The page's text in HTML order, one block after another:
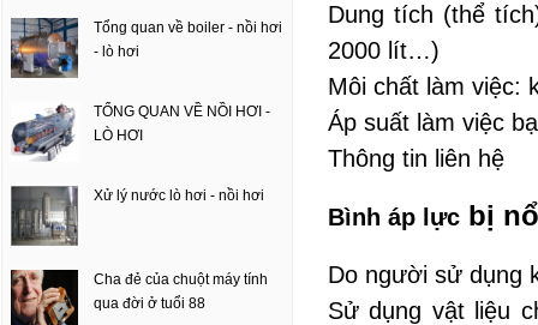
Tổng quan về boiler - nồi hơi
- lò hơi
TỔNG QUAN VỀ NỒI HƠI -
LÒ HƠI
Xử lý nước lò hơi - nồi hơi
Cha đẻ của chuột máy tính
qua đời ở tuổi 88
Dung tích (thể
2000 lít…)
Môi chất làm việc:
Áp suất làm việc
Thông tin liên hệ
Bình áp lực bị
Do người sử dụng
Sử dụng vật liệu